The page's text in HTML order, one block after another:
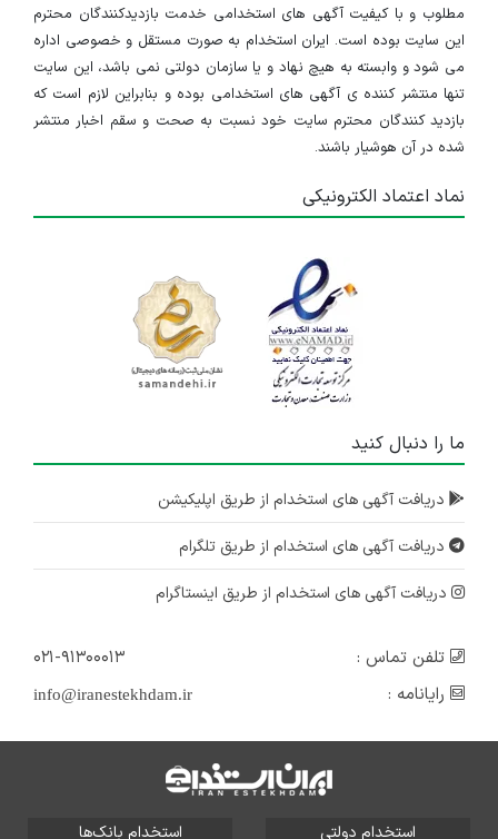
مطلوب و با کیفیت آگهی های استخدامی خدمت بازدیدکنندگان محترم
این سایت بوده است. ایران استخدام به صورت مستقل و خصوصی اداره
می شود و وابسته به هیچ نهاد و یا سازمان دولتی نمی باشد، این سایت
تنها منتشر کننده ی آگهی های استخدامی بوده و بنابراین لازم است که
بازدید کنندگان محترم سایت خود نسبت به صحت و سقم اخبار منتشر
شده در آن هوشیار باشند.
نماد اعتماد الکترونیکی
ما را دنبال کنید
دریافت آگهی های استخدام از طریق اپلیکیشن
دریافت آگهی های استخدام از طریق تلگرام
دریافت آگهی های استخدام از طریق اینستاگرام
تلفن تماس :
۰۲۱-۹۱۳۰۰۰۱۳
رایانامه :
info@iranestekhdam.ir
استخدام دولتی استخدام بانک‌ها